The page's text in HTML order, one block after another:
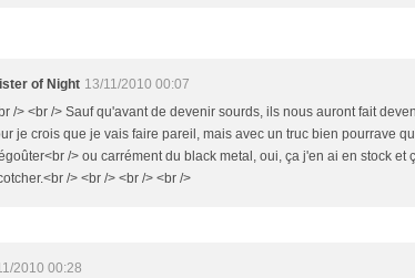
of Night 13/11/2010 00:07
/> <br /> Sauf qu'avant de devenir sourds, ils nous auront fait
je crois que je vais faire pareil, mais avec un truc bien pourrave
/> ou carrément du black metal, oui, ça j'en ai en stock et
/> <br /> <br /> <br />
2010 00:28